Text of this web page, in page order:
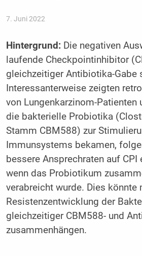
7. Juni 2022
Hintergrund: Die negativen
laufende Checkpointinhibitor
gleichzeitiger Antibiotika-Gabe
Interessanterweise zeigten
von Lungenkarzinom-Patienten
die bakterielle Probiotika
Stamm CBM588) zur
Immunsystems bekamen,
bessere Ansprechraten auf CPI
wenn das Probiotikum
verabreicht wurde. Dies könnte
Resistenzentwicklung der
gleichzeitiger CBM588- und
zusammenhängen.